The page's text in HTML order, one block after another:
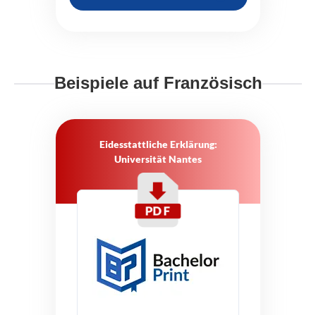
Beispiele auf Französisch
Eidesstattliche Erklärung:
Universität Nantes